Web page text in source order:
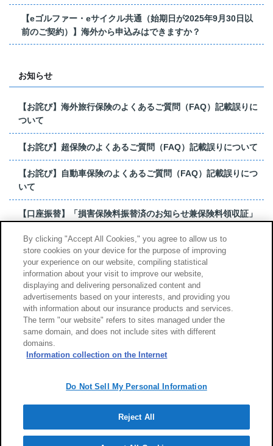
【eゴルファー・eサイクル共通（始期日が2025年9月30日以
前のご契約）】海外から申込みはできますか？
お知らせ
【お詫び】海外旅行保険のよくあるご質問（FAQ）記載誤りに
ついて
【お詫び】超保険のよくあるご質問（FAQ）記載誤りについて
【お詫び】自動車保険のよくあるご質問（FAQ）記載誤りにつ
いて
【口座振替】「損害保険料振替済のお知らせ兼保険料領収証」
【お詫び】超保険のよくあるご質問（FAQ）記載誤りについて
もっと見る
サイトのご利用について
勧誘方針
Copyright (c) Tokio Marine & Nichido Fire Insurance Co., Ltd.
By clicking "Accept All Cookies," you agree to allow us to
store cookies on your device for the purpose of improving
your experience on our website, compiling statistical
information about your visit to improve our website,
displaying and delivering personalized content and
advertisements based on your interests, and providing you
with information about our insurance products and services.
The term "our website" refers to sites managed under the
same domain, and does not include sites with different
domains.
Information collection on the Internet
Do Not Sell My Personal Information
Reject All